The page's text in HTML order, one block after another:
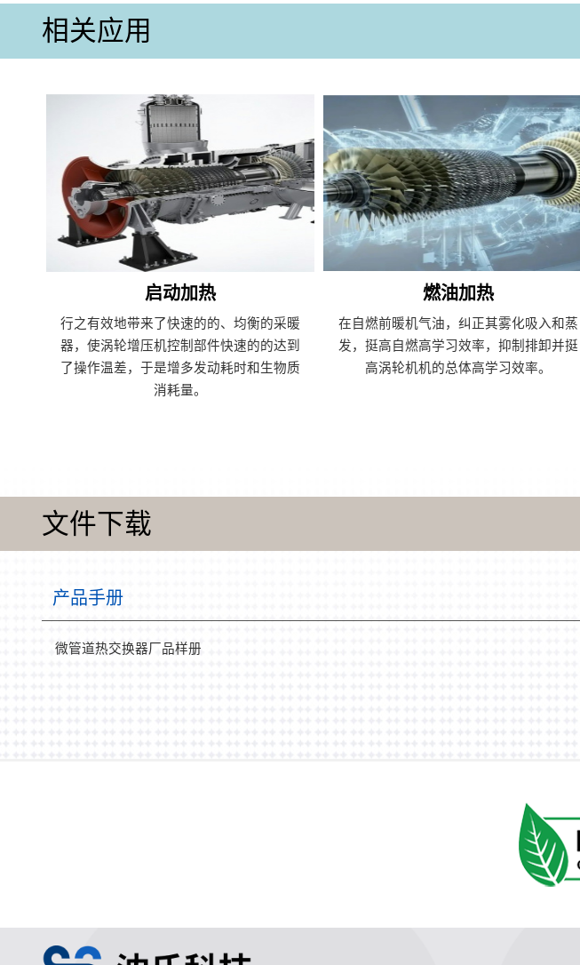
相关应用
启动加热
行之有效地带来了快速的的、均衡的采暖
器，使涡轮增压机控制部件快速的的达到
了操作温差，于是增多发动耗时和生物质
消耗量。
燃油加热
在自燃前暖机气油，纠正其雾化吸入和蒸
发，挺高自燃高学习效率，抑制排卸并挺
高涡轮机机的总体高学习效率。
文件下载
产品手册
微管道热交换器厂品样册